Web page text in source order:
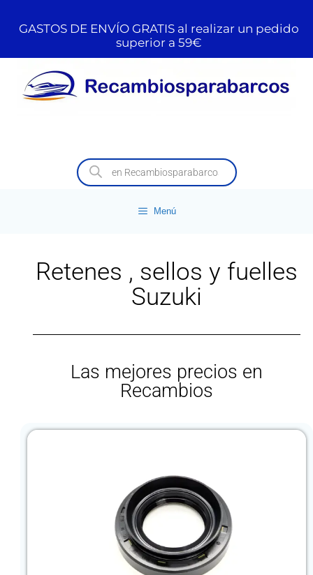
GASTOS DE ENVÍO GRATIS al realizar un pedido
superior a 59€
Menú
Retenes , sellos y fuelles
Suzuki
Las mejores precios en
Recambios